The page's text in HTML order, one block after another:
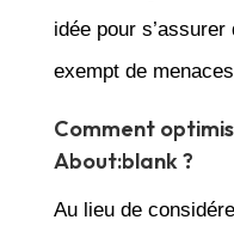
idée pour
exempt de
Comment
About:blank ?
Au lieu de